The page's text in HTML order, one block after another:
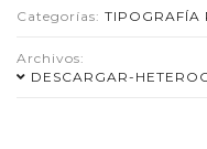
Categorías: TIPOGRAFÍA
Archivos:
DESCARGAR-